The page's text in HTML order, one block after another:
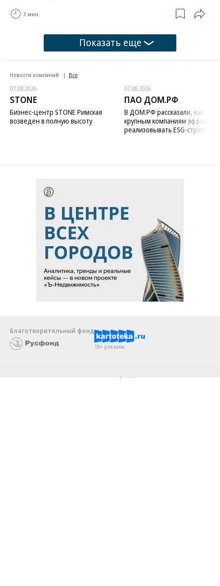
3 мин.
Показать еще
Новости компаний Все
07.08.2026
STONE
Бизнес-центр STONE Римская
возведен в полную высоту
07.08.2026
ПАО ДОМ.РФ
В ДОМ.РФ рассказали, как
крупным компаниям
реализовывать ESG-стратегию
Благотворительный фонд
18+ реклама
Android